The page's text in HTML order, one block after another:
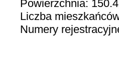
Powierzchnia:
Liczba
Numery